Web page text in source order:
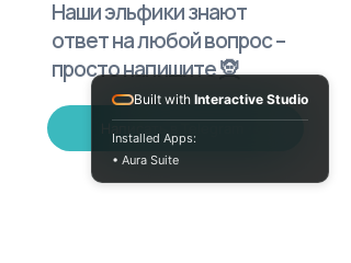
Наши эльфики знают
ответ на любой вопрос –
просто напишите 🧝
Built with Interactive Studio
Installed Apps:
• Aura Suite